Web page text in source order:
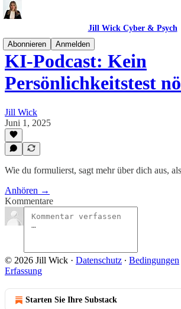
Jill Wick Cyber & Psych
Abonnieren
Anmelden
KI-Podcast: Kein
Persönlichkeitstest
Jill Wick
Juni 1, 2025
Wie du formulierst, sagt mehr über dich aus,
Anhören →
Kommentare
© 2026 Jill Wick · Datenschutz ∙ Bedingungen
Erfassung
Starten Sie Ihre Substack